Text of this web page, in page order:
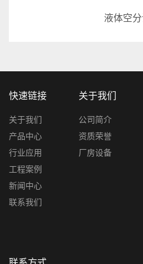
内压缩
快速链接
关于我们
产品中心
行业应用
工程案例
新闻中心
联系我们
关于我们
公司简介
资质荣誉
厂房设备